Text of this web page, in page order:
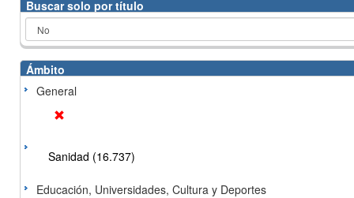
Buscar solo por título
Ámbito
General
Sanidad (16.737)
Educación, Universidades, Cultura y Deportes